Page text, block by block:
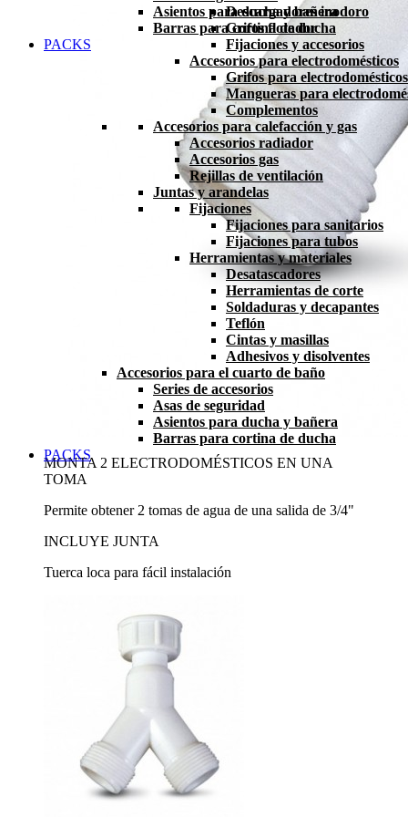
Descargadores inodoro
Grifos flotador
Fijaciones y accesorios
Accesorios para electrodomésticos
Grifos para electrodomésticos
Mangueras para
Complementos
Accesorios para calefacción y gas
Accesorios radiador
Accesorios gas
Rejillas de ventilación
Juntas y arandelas
Fijaciones
Fijaciones para sanitarios
Fijaciones para tubos
Herramientas y materiales
Desatascadores
Herramientas de corte
Soldaduras y decapantes
Teflón
Cintas y masillas
Adhesivos y disolventes
Accesorios para el cuarto de baño
Series de accesorios
Asas de seguridad
Asientos para ducha y bañera
Barras para cortina de ducha
PACKS
Asientos para ducha y bañera
Barras para cortina de ducha
PACKS
MONTA 2 ELECTRODOMÉSTICOS EN UNA
TOMA
Permite obtener 2 tomas de agua de una salida de 3/4"
INCLUYE JUNTA
Tuerca loca para fácil instalación